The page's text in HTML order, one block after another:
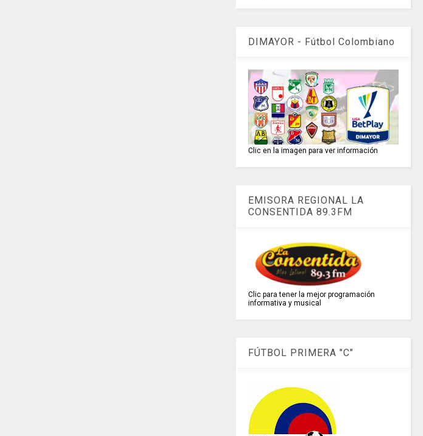
DIMAYOR - Fútbol Colombiano
Clic en la imagen para ver información
EMISORA REGIONAL LA
CONSENTIDA 89.3FM
Clic para tener la mejor programación
informativa y musical
FÚTBOL PRIMERA "C"